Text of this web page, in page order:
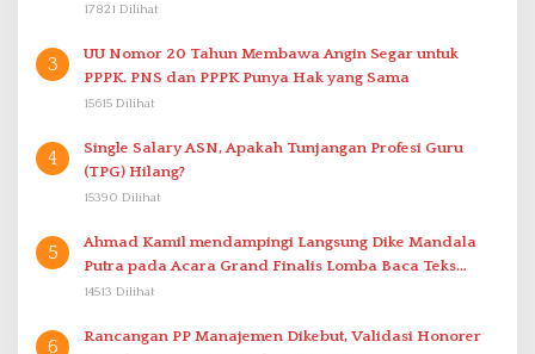
17821 Dilihat
3
UU Nomor 20 Tahun Membawa Angin Segar untuk
PPPK. PNS dan PPPK Punya Hak yang Sama
15615 Dilihat
4
Single Salary ASN, Apakah Tunjangan Profesi Guru
(TPG) Hilang?
15390 Dilihat
5
Ahmad Kamil mendampingi Langsung Dike Mandala
Putra pada Acara Grand Finalis Lomba Baca Teks
Proklamasi Mirip Bung Karno di Bali
14513 Dilihat
6
Rancangan PP Manajemen Dikebut, Validasi Honorer